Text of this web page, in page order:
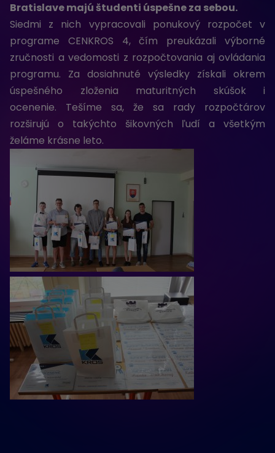
Bratislave majú študenti úspešne za sebou.
Siedmi z nich vypracovali ponukový rozpočet v
programe CENKROS 4, čím preukázali výborné
zručnosti a vedomosti z rozpočtovania aj ovládania
programu. Za dosiahnuté výsledky získali okrem
úspešného zloženia maturitných skúšok i
ocenenie. Tešíme sa, že sa rady rozpočtárov
rozširujú o takýchto šikovných ľudí a všetkým
želáme krásne leto.